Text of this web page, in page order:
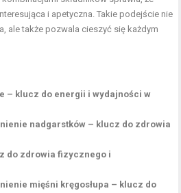
i apetyczna. Takie podejście nie
ale także pozwala cieszyć się każdym
– klucz do energii i wydajności w
nadgarstków – klucz do zdrowia
do zdrowia fizycznego i
mięśni kręgosłupa – klucz do